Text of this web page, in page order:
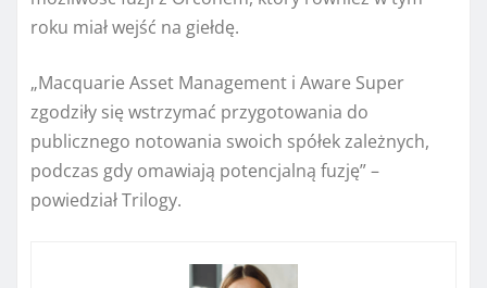
roku miał wejść na giełdę.
„Macquarie Asset Management i Aware Super
zgodziły się wstrzymać przygotowania do
publicznego notowania swoich spółek zależnych,
podczas gdy omawiają potencjalną fuzję” –
powiedział Trilogy.